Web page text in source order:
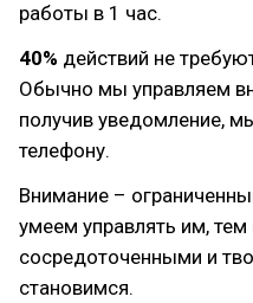
работы в 1 час.
40% действий не
Обычно мы управляем
получив уведомление,
телефону.
Внимание –
умеем управлять им,
сосредоточенными и
становимся.